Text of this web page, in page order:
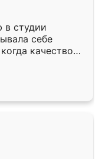
в студии
себе
качеством
уже почти